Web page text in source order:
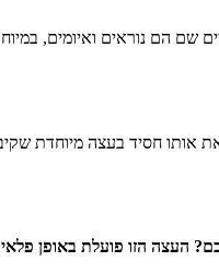
שם הם נוראים ואיומים,
חסיד בעצה מיוחדת
העצה הזו פועלת באופן